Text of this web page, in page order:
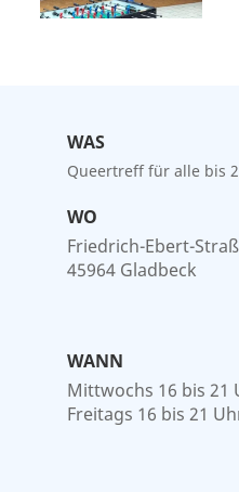
WAS
Queertreff für alle bis
WO
Friedrich-Ebert-
45964 Gladbeck
WANN
Mittwochs 16 bis 21
Freitags 16 bis 21